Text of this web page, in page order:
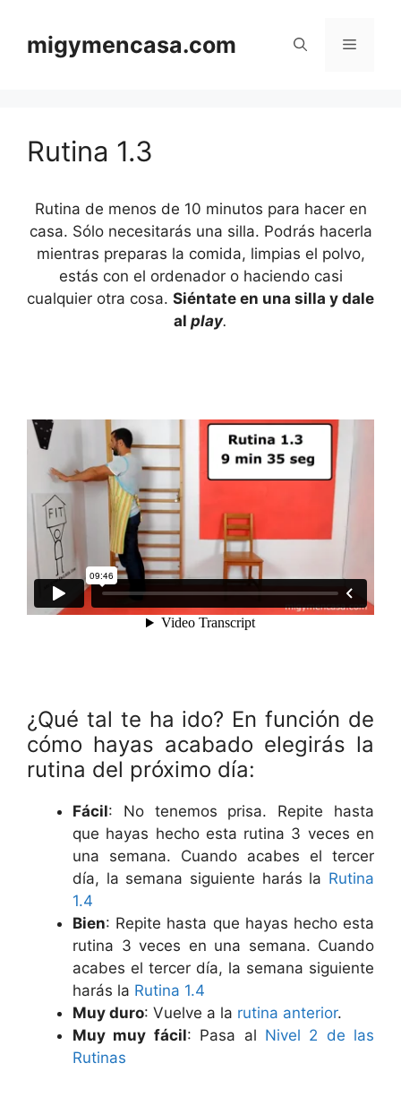
contenido
migymencasa.com Menú
Rutina 1.3
Rutina de menos de 10 minutos para hacer en
casa. Sólo necesitarás una silla. Podrás hacerla
mientras preparas la comida, limpias el polvo,
estás con el ordenador o haciendo casi
cualquier otra cosa. Siéntate en una silla y dale
al play.
¿Qué tal te ha ido? En función de
cómo hayas acabado elegirás la
rutina del próximo día:
Fácil: No tenemos prisa. Repite hasta
que hayas hecho esta rutina 3 veces en
una semana. Cuando acabes el tercer
día, la semana siguiente harás la Rutina
1.4
Bien: Repite hasta que hayas hecho esta
rutina 3 veces en una semana. Cuando
acabes el tercer día, la semana siguiente
harás la Rutina 1.4
Muy duro: Vuelve a la rutina anterior.
Muy muy fácil: Pasa al Nivel 2 de las
Rutinas